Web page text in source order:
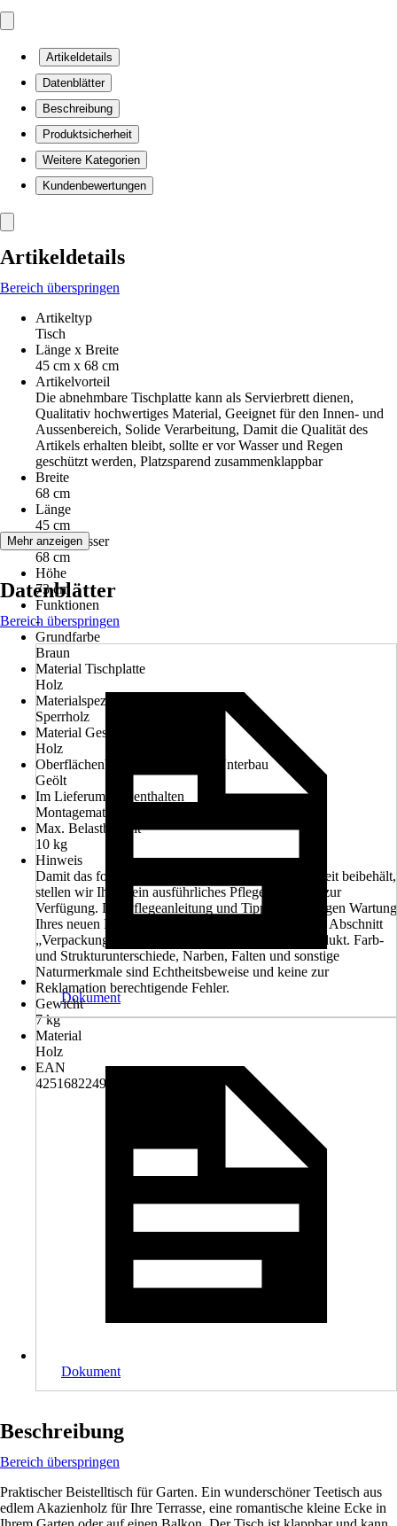
Artikeldetails
Datenblätter
Beschreibung
Produktsicherheit
Weitere Kategorien
Kundenbewertungen
Artikeldetails
Bereich überspringen
Artikeltyp
Tisch
Länge x Breite
45 cm x 68 cm
Artikelvorteil
Die abnehmbare Tischplatte kann als Servierbrett dienen,
Qualitativ hochwertiges Material, Geeignet für den Innen- und
Aussenbereich, Solide Verarbeitung, Damit die Qualität des
Artikels erhalten bleibt, sollte er vor Wasser und Regen
geschützt werden, Platzsparend zusammenklappbar
Breite
68 cm
Länge
45 cm
Durchmesser
68 cm
Höhe
73 cm
Funktionen
-
Grundfarbe
Braun
Material Tischplatte
Holz
Materialspezifizierung Tischplatte
Sperrholz
Material Gestell/Unterbau
Holz
Oberflächenbehandlung Gestell/Unterbau
Geölt
Im Lieferumfang enthalten
Montagematerial
Max. Belastbarkeit
10 kg
Hinweis
Damit das folgende Produkt jahrelang seine Schönheit beibehält,
stellen wir Ihnen ein ausführliches Pflegehandbuch zur
Verfügung. Die Pflegeanleitung und Tipps zur richtigen Wartung
Ihres neuen Produkts finden Sie finden Sie unten im Abschnitt
„Verpackung und Montage“., Holz ist ein Naturprodukt. Farb-
und Strukturunterschiede, Narben, Falten und sonstige
Naturmerkmale sind Echtheitsbeweise und keine zur
Reklamation berechtigende Fehler.
Gewicht
7 kg
Material
Holz
EAN
4251682249515
Mehr anzeigen
Datenblätter
Bereich überspringen
Dokument
Dokument
Beschreibung
Bereich überspringen
Praktischer Beistelltisch für Garten. Ein wunderschöner Teetisch aus
edlem Akazienholz für Ihre Terrasse, eine romantische kleine Ecke in